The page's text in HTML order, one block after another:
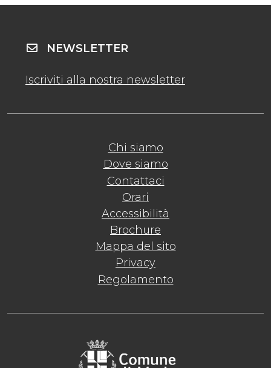
Chi siamo
Dove siamo
Contattaci
Orari
Accessibilità
Brochure
Mappa del sito
Privacy
Regolamento
NEWSLETTER
Iscriviti alla nostra newsletter